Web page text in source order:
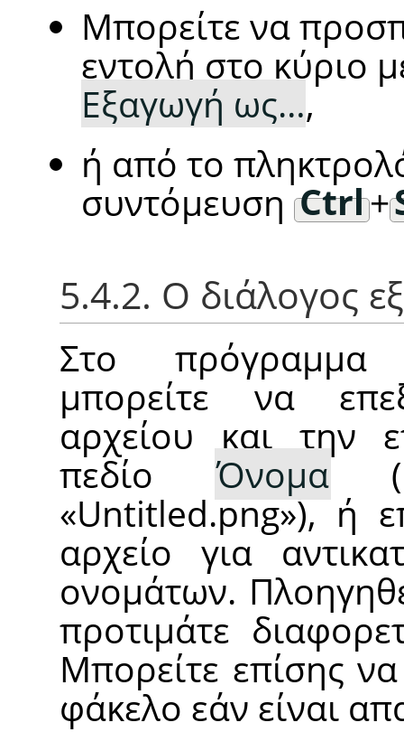
Μπορείτε να
εντολή στο κύριο
Εξαγωγή ως…,
ή από το
συντόμευσηCtrl+
5.4.2. Ο διάλογος
Στο πρόγραμμα
μπορείτε να
αρχείου και την
πεδίο Όνομα(η
«Untitled.png»), ή
αρχείο για
ονομάτων.
προτιμάτε
Μπορείτε επίσης
φάκελο εάν είναι